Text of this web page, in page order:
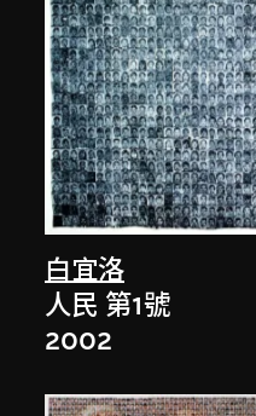
白宜洛
人民 第1號
2002